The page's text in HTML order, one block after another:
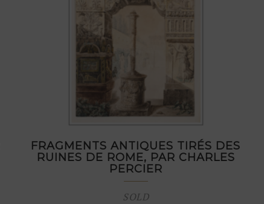
FRAGMENTS ANTIQUES TIRÉS DES
RUINES DE ROME, PAR CHARLES
PERCIER
SOLD